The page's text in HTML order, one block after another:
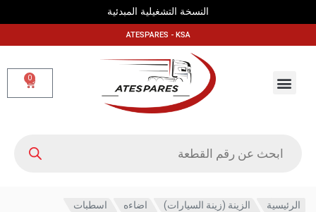
النسخة التشغيلية المبدئية
ATESPARES - KSA
0
الرئيسية الزينة (زينة السيارات) اضاءه
اسطبات